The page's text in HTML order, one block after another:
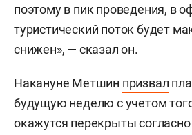
поэтому в пик проведения, в
туристический поток будет
снижен», — сказал он.
Накануне Метшин призвал
будущую неделю с учетом
окажутся перекрыты